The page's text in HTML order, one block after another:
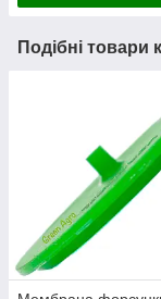
Подібні товари